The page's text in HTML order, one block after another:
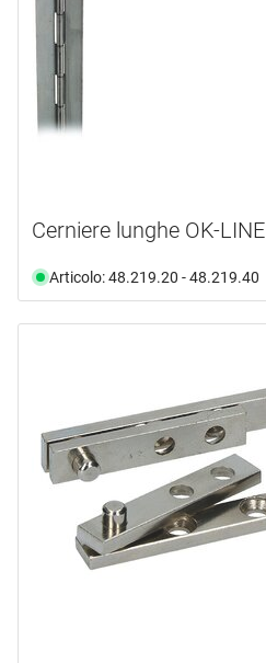
Cerniere lunghe OK-LINE
Articolo: 48.219.20 - 48.219.40